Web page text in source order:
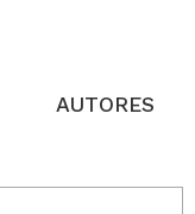
AUTORES